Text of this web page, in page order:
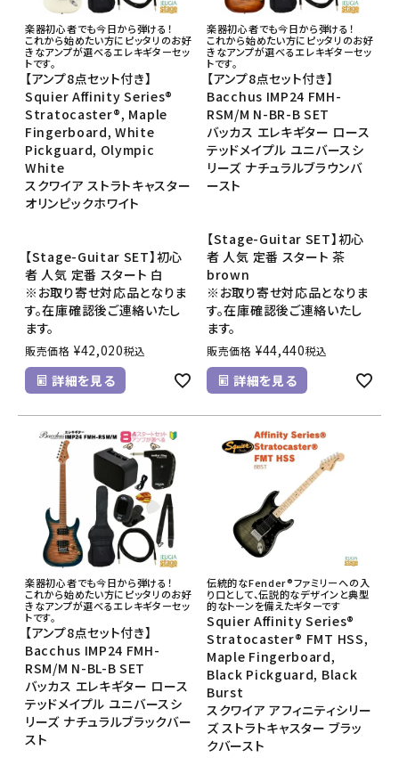
楽器初心者でも今日から弾ける！
これから始めたい方にピッタリのお好
きなアンプが選べるエレキギターセッ
トです。
【アンプ8点セット付き】
Squier Affinity Series®
Stratocaster®, Maple
Fingerboard, White
Pickguard, Olympic
White
スクワイア ストラトキャスター
オリンピックホワイト
【Stage-Guitar SET】初心
者 人気 定番 スタート 白
※お取り寄せ対応品となりま
す。在庫確認後ご連絡いたし
ます。
販売価格 ¥42,020税込
詳細を見る
楽器初心者でも今日から弾ける！
これから始めたい方にピッタリのお好
きなアンプが選べるエレキギターセッ
トです。
【アンプ8点セット付き】
Bacchus IMP24 FMH-
RSM/M N-BR-B SET
バッカス エレキギター ロース
テッドメイプル ユニバースシ
リーズ ナチュラルブラウンバ
ースト
【Stage-Guitar SET】初心
者 人気 定番 スタート 茶
brown
※お取り寄せ対応品となりま
す。在庫確認後ご連絡いたし
ます。
販売価格 ¥44,440税込
詳細を見る
楽器初心者でも今日から弾ける！
これから始めたい方にピッタリのお好
きなアンプが選べるエレキギターセッ
トです。
【アンプ8点セット付き】
Bacchus IMP24 FMH-
RSM/M N-BL-B SET
バッカス エレキギター ロース
テッドメイプル ユニバースシ
リーズ ナチュラルブラックバー
スト
伝統的なFender®ファミリーへの入
り口として、伝説的なデザインと典型
的なトーンを備えたギターです
Squier Affinity Series®
Stratocaster® FMT HSS,
Maple Fingerboard,
Black Pickguard, Black
Burst
スクワイア アフィニティシリー
ズ ストラトキャスター ブラッ
クバースト